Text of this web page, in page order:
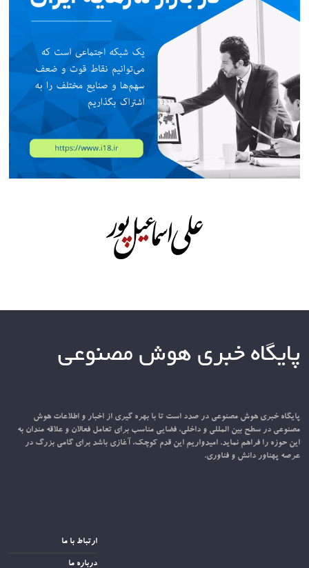
پایگاه خبری هوش مصنوعی
پایگاه خبری هوش مصنوعی در صدد است تا با بهره گیری از اخبار و اطلاعات هوش
مصنوعی در سطح بین المللی و داخلی، فضایی مناسب برای تعامل فعالان و علاقه مندان به
این حوزه را فراهم نماید. امیدواریم این قدم کوچک، آغازی باشد برای گامی بزرگ در
عرصه پهناور دانش و فناوری.
ارتباط با ما
درباره ما